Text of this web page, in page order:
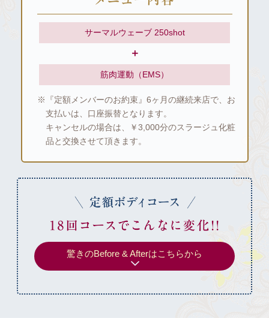
サーマルウェーブ 250shot
＋
筋肉運動（EMS）
※『定額メンバーのお約束』6ヶ月の継続来店で、お
支払いは、口座振替となります。
キャンセルの場合は、￥3,000分のスラージュ化粧
品と交換させて頂きます。
驚きのBefore & Afterはこちらから